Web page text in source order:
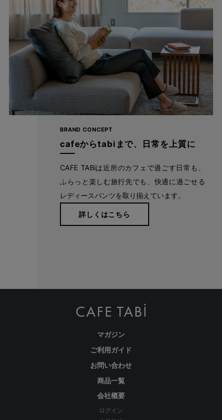
たどり着いたのは上質なストレッチ素材とシルエットから作
られるストレートパンツ。当店のパンツは、年齢にかかわら
ず、女性なら誰もが抱える体型の悩みに寄り添い、 変化し
やすい女性の体形にしっかりフィット、サポート。 長時間
はいていても疲れにくく、キレイと快適を両立します。
繊維のまちで福山で、年54万本のパンツ
わたしの店舗がある福山市のある備後地域は、江戸時代から
藍染による絣織物を特産。裁断、縫製、仕上げ等の工場が数
多くあります。私たちはこの地で1983年の創業以来、年間
540,000本のレディースパンツを生産しています。
BRAND CONCEPT
cafeからtabiまで、日常を上質に
CAFE TABiは近所のカフェで過ごす日常も、
ふらっと楽しむ旅行先でも、快適に過ごせる
レディースパンツを取り揃えています。
詳しくはこちら
マガジン
ご利用ガイド
お問い合わせ
商品一覧
会社概要
ログイン